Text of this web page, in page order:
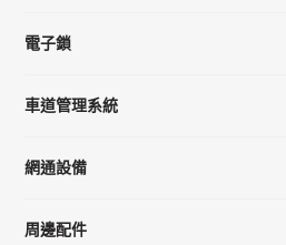
電子鎖
車道管理系統
網通設備
周邊配件